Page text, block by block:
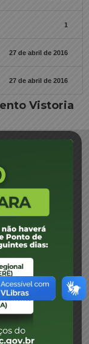
1
27 de abril de 2016
27 de abril de 2016
Vistoria